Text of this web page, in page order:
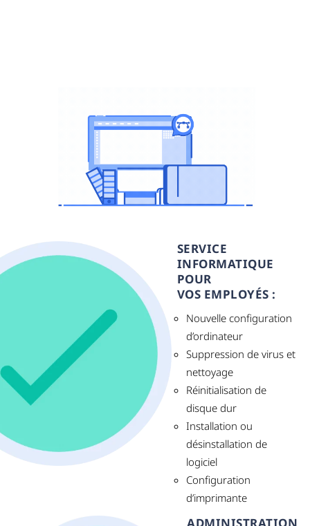
SERVICE
INFORMATIQUE
POUR
VOS EMPLOYÉS :
Nouvelle configuration
d’ordinateur
Suppression de virus et
nettoyage
Réinitialisation de
disque dur
Installation ou
désinstallation de
logiciel
Configuration
d’imprimante